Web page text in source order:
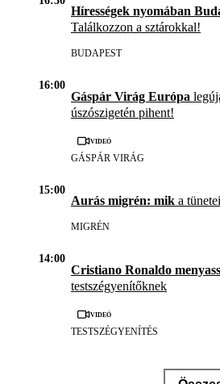
Hírességek nyomában
Találkozzon a sztárokkal!
BUDAPEST
16:00
Gáspár Virág Európa
úszószigetén pihent!
Videó
GÁSPÁR VIRÁG
15:00
Aurás migrén: mik a
MIGRÉN
14:00
Cristiano Ronaldo
testszégyenítőknek
Videó
TESTSZÉGYENÍTÉS